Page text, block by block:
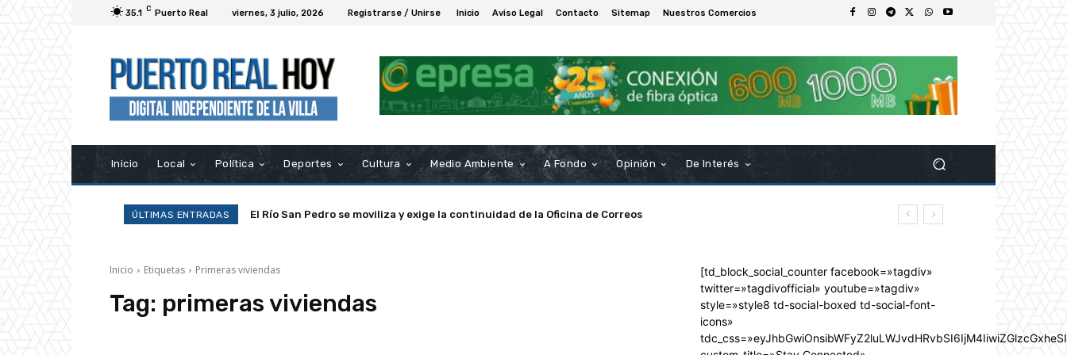
35.1 C Puerto Real viernes, 3 julio, 2026 Registrarse / Unirse Inicio Aviso Legal Contacto Sitemap Nuestros Comercios
Inicio Local Política Deportes Cultura Medio Ambiente A Fondo Opinión De Interés
ÚLTIMAS ENTRADAS El Río San Pedro se moviliza y exige la continuidad de la Oficina de Correos
Inicio Etiquetas Primeras viviendas
Tag: primeras viviendas
[td_block_social_counter facebook=»tagdiv»
twitter=»tagdivofficial» youtube=»tagdiv»
style=»style8 td-social-boxed td-social-font-
icons»